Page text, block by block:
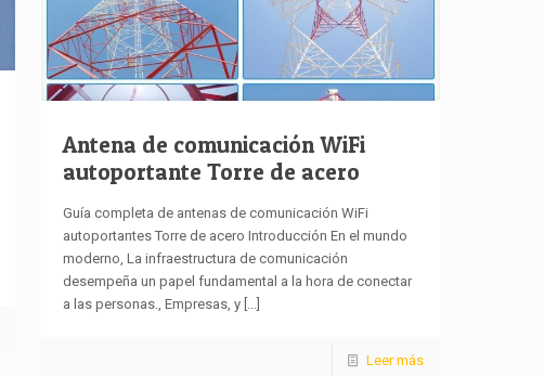
Antena de comunicación WiFi
autoportante Torre de acero
Guía completa de antenas de comunicación WiFi
autoportantes Torre de acero Introducción En el mundo
moderno, La infraestructura de comunicación
desempeña un papel fundamental a la hora de conectar
a las personas., Empresas, y[...]
Leer más